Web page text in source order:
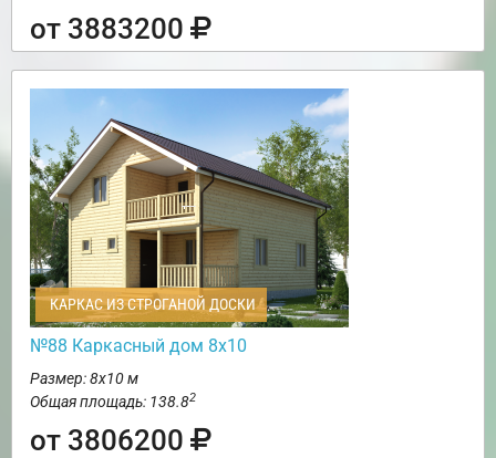
от 3883200
КАРКАС ИЗ СТРОГАНОЙ ДОСКИ
№88 Каркасный дом 8х10
Размер: 8х10 м
Общая площадь: 138.82
от 3806200